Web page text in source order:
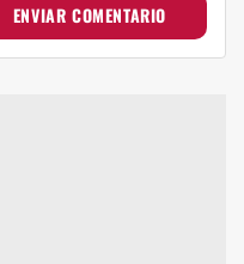
ENVIAR COMENTARIO